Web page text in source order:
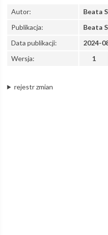
jubileuszu
10-
Autor: Beata
Wersja: 1
Publikacja:
Beata
Data publikacji:
2024-
rejestr zmian